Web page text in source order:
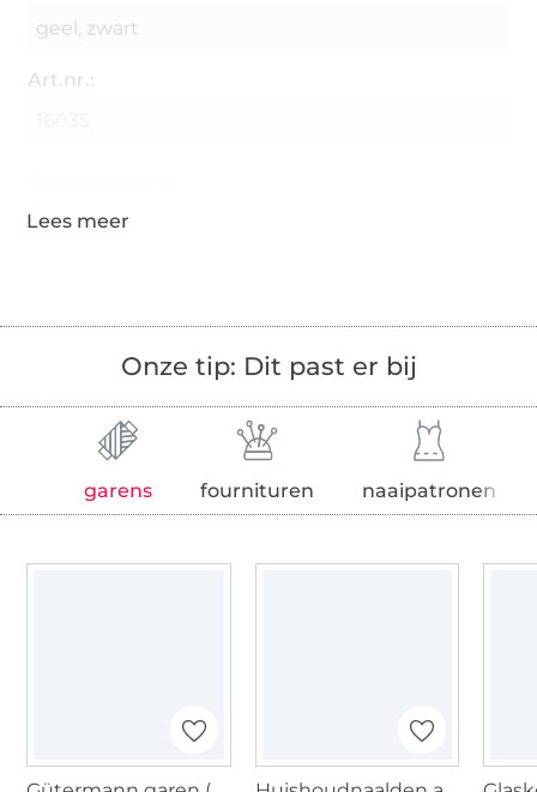
geel, zwart
Art.nr.:
Onze tip: Dit past er bij
garens fournituren naaipatronen